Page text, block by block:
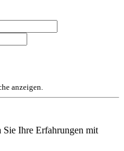
anzeigen.
Ihre Erfahrungen mit